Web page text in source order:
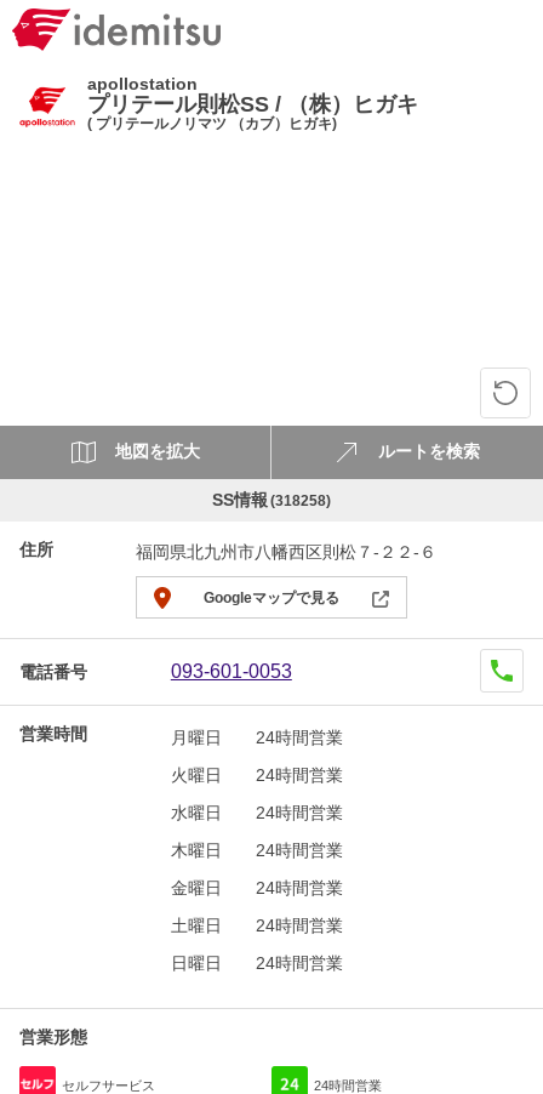
apollostation
プリテール則松SS / （株）ヒガキ
( プリテールノリマツ （カブ）ヒガキ)
SS情報 (318258)
住所 福岡県北九州市八幡西区則松７-２２-６
Googleマップで見る
電話番号 093-601-0053
営業時間 月曜日
24時間営業
火曜日
24時間営業
水曜日
24時間営業
木曜日
24時間営業
金曜日
24時間営業
土曜日
24時間営業
日曜日
24時間営業
地図を拡大 ルートを検索
営業形態
セルフサービス 24時間営業